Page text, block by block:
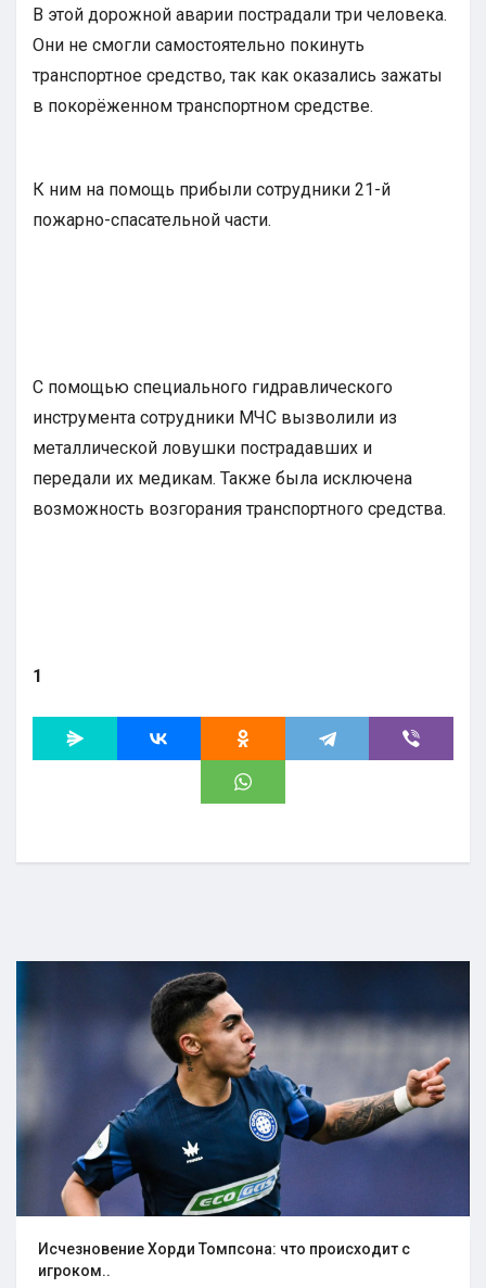
В этой дорожной аварии пострадали три человека.
Они не смогли самостоятельно покинуть
транспортное средство, так как оказались зажаты
в покорёженном транспортном средстве.
К ним на помощь прибыли сотрудники 21-й
пожарно-спасательной части.
С помощью специального гидравлического
инструмента сотрудники МЧС вызволили из
металлической ловушки пострадавших и
передали их медикам. Также была исключена
возможность возгорания транспортного средства.
1
Исчезновение Хорди Томпсона: что происходит с
игроком..